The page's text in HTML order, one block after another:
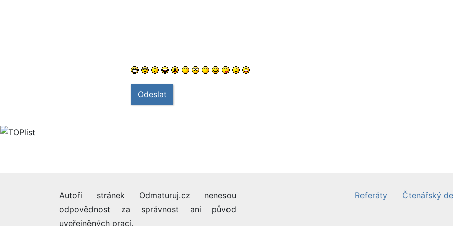
Odeslat
Autoři stránek Odmaturuj.cz nenesou
odpovědnost za správnost ani původ
uveřejněných prací.
Referáty Čtenářský